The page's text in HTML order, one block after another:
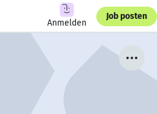
Anmelden
Job posten